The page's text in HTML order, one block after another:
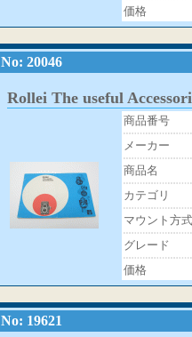
価格
No: 20046
Rollei The useful
商品番号
メーカー
商品名
カテゴリ
マウント方式
グレード
価格
No: 19621